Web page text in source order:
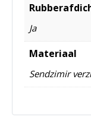
Ja
Materiaal
Sendzimir